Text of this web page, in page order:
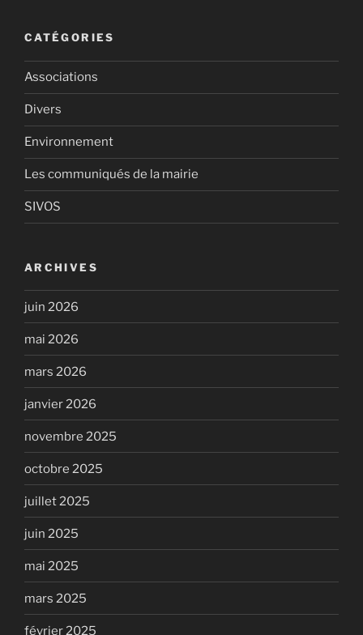
CATÉGORIES
Associations
Divers
Environnement
Les communiqués de la mairie
SIVOS
ARCHIVES
juin 2026
mai 2026
mars 2026
janvier 2026
novembre 2025
octobre 2025
juillet 2025
juin 2025
mai 2025
mars 2025
février 2025